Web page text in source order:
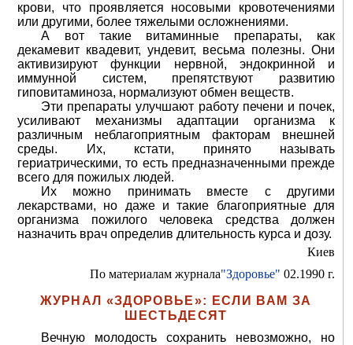
крови, что проявляется носовыми кровотечениями
или другими, более тяжелыми осложнениями.
А вот такие витаминные препараты, как
декамевит квадевит, ундевит, весьма полезны. Они
активизируют функции нервной, эндокринной и
иммунной систем, препятствуют развитию
гиповитаминоза, нормализуют обмен веществ.
Эти препараты улучшают работу печени и почек,
усиливают механизмы адаптации организма к
различным неблагоприятным факторам внешней
среды. Их, кстати, принято называть
гериатрическими, то есть предназначенными прежде
всего для пожилых людей.
Их можно принимать вместе с другими
лекарствами, но даже и такие благоприятные для
организма пожилого человека средства должен
назначить врач определив длительность курса и дозу.
Киев
По материалам журнала"Здоровье" 02.1990 г.
ЖУРНАЛ «ЗДОРОВЬЕ»: ЕСЛИ ВАМ ЗА
ШЕСТЬДЕСЯТ
Вечную молодость сохранить невозможно, но